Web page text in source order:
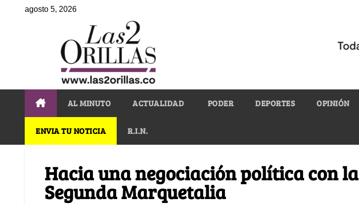
agosto 5, 2026
AL MINUTO ACTUALIDAD PODER DEPORTES OPINIÓN
ENVIA TU NOTICIA R.I.N.
Hacia una negociación política con la
Segunda Marquetalia